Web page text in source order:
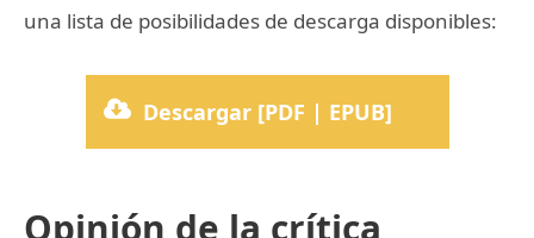
una lista de posibilidades de descarga disponibles:
Descargar [PDF | EPUB]
Opinión de la crítica